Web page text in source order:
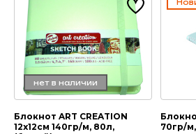
нет в наличии
Блокнот ART CREATION
12х12см 140гр/м, 80л,
70гр/